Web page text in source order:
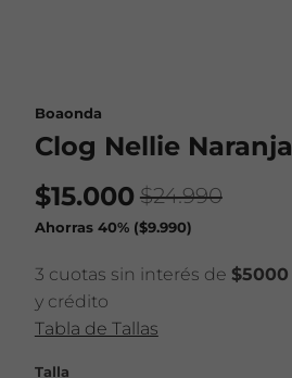
Boaonda
Clog Nellie Naranja
$15.000 $24.990
Ahorras 40% ($9.990)
3 cuotas sin interés de $5000
y crédito
Tabla de Tallas
Talla